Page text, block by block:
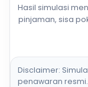
Hasil simulasi
pinjaman, sisa
Disclaimer:
penawaran